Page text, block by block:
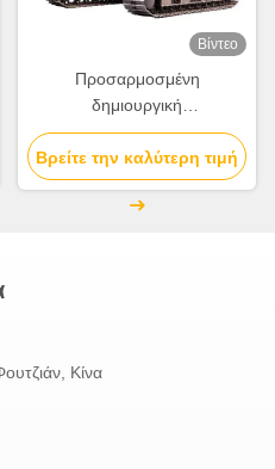
Βίντεο
Προσαρμοσμένη
δημιουργική
χριστουγεννιάτικη τσάντα
χαρτιού Kraft με το δικό σου
λογότυπο για το
διακοσμητικό πάρτι
Βρείτε την καλύτερη τιμή
Κίνα